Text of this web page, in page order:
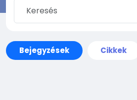
Bejegyzések Cikkek